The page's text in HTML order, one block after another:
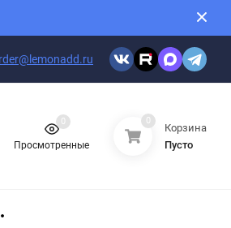
Просмотренные
0 0
Корзина
Пусто